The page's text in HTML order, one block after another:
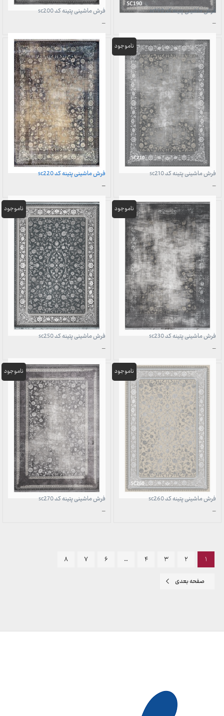
فرش ماشینی پتینه کد sc190
–محدوده
تا
29,999,000 تومان
فرش ماشینی پتینه کد sc200
–محدوده
تا
29,999,000 تومان
فرش ماشینی پتینه کد sc210
–محدوده
تا
29,999,000 تومان
فرش ماشینی پتینه کد sc220
–محدوده
تا
29,999,000 تومان
فرش ماشینی پتینه کد sc230
–محدوده
تا
29,999,000 تومان
فرش ماشینی پتینه کد sc250
–محدوده
تا
29,999,000 تومان
فرش ماشینی پتینه کد sc260
–محدوده
فرش ماشینی پتینه کد sc270
–محدوده
۱ ۲ ۳ ۴ … ۶ ۷
۸
صفحه بعدی